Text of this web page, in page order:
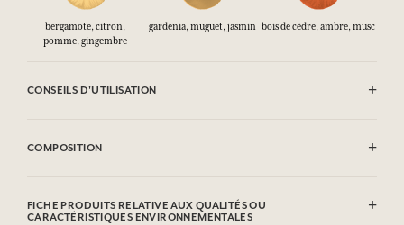
bergamote, citron,
pomme, gingembre
gardénia, muguet, jasmin bois de cèdre, ambre, musc
CONSEILS D'UTILISATION
COMPOSITION
Limonene, Linalool, Citronellol, Citral, Geraniol, Farnesol, Benzyl
Benzoate, Cinnamal, Benzyl Alcohol. Cette liste peut faire l'objet de
FICHE PRODUITS RELATIVE AUX QUALITÉS OU
CARACTÉRISTIQUES ENVIRONNEMENTALES